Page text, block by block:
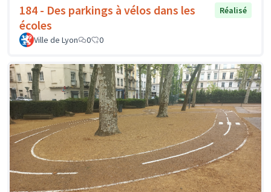
184 - Des parkings à vélos dans les
écoles
Réalisé
Ville de Lyon 0 0